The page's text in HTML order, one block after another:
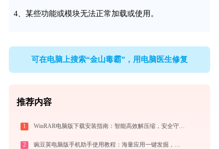
4、某些功能或模块无法正常加载或使用。
可在电脑上搜索“金山毒霸”，用电脑医生修复
推荐内容
1 WinRAR电脑版下载安装指南：智能高效解压缩，安全守护文件传输与归档
2 豌豆荚电脑版手机助手使用教程：海量应用一键发掘，电脑轻松管理安卓手机